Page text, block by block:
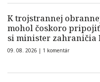
K trojstrannej
mohol čoskoro
si minister zahraničia
09. 08. 2026 | 1 komentár